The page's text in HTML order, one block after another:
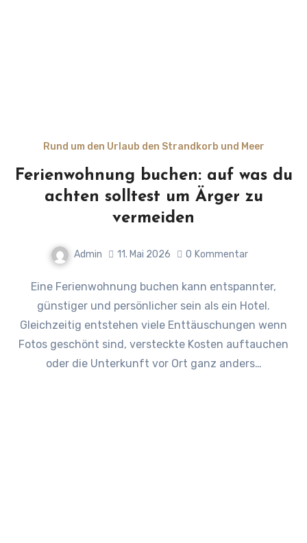
Rund um den Urlaub den Strandkorb und Meer
Ferienwohnung buchen: auf was du
achten solltest um Ärger zu
vermeiden
Admin 11. Mai 2026 0 Kommentar
Eine Ferienwohnung buchen kann entspannter,
günstiger und persönlicher sein als ein Hotel.
Gleichzeitig entstehen viele Enttäuschungen wenn
Fotos geschönt sind, versteckte Kosten auftauchen
oder die Unterkunft vor Ort ganz anders…